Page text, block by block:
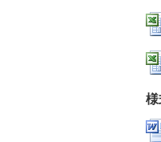
様